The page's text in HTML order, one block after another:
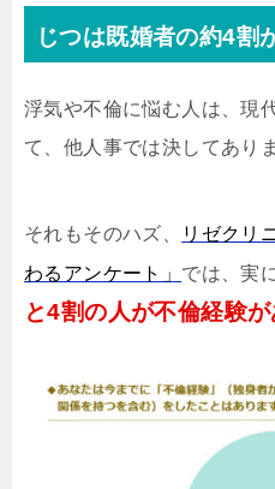
じつは既婚者の約4割
浮気や不倫に悩む人は、現
て、他人事では決してあり
それもそのハズ、
リゼクリ
わるアンケート」 では、実
と4割の人が不倫経験が